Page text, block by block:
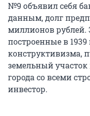
№9 объявил себя
данным, долг
миллионов рублей.
построенные в 1939
конструктивизма,
земельный
города со всеми
инвестор.